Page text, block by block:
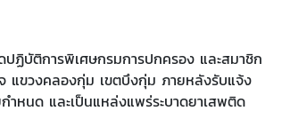
ฏิบัติการพิเศษกรมการปกครอง และสมาชิก
แขวงคลองกุ่ม เขตบึงกุ่ม ภายหลังรับแจ้ง
ำหนด และเป็นแหล่งแพร่ระบาดยาเสพติด